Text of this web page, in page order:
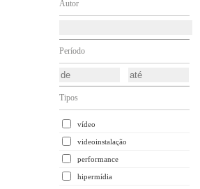
Autor
Período
Tipos
vídeo
videoinstalação
performance
hipermídia